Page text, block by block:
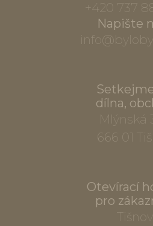
+420 737
Napište
dílna,
Mlýnská
666 01
Otevírací
pro
Tišnov